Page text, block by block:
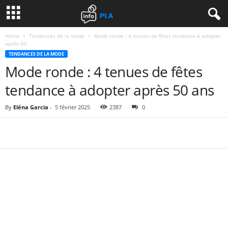
Home Tendances de la mode
Mode ronde : 4 tenues de fêtes tendance à adopter
après 50...
TENDANCES DE LA MODE
Mode ronde : 4 tenues de fêtes
tendance à adopter après 50 ans
By Eléna Garcia - 5 février 2025 2387 0